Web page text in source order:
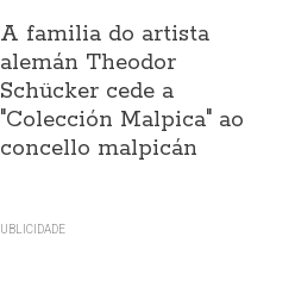
A familia do artista
alemán Theodor
Schücker cede a
"Colección Malpica" ao
concello malpicán